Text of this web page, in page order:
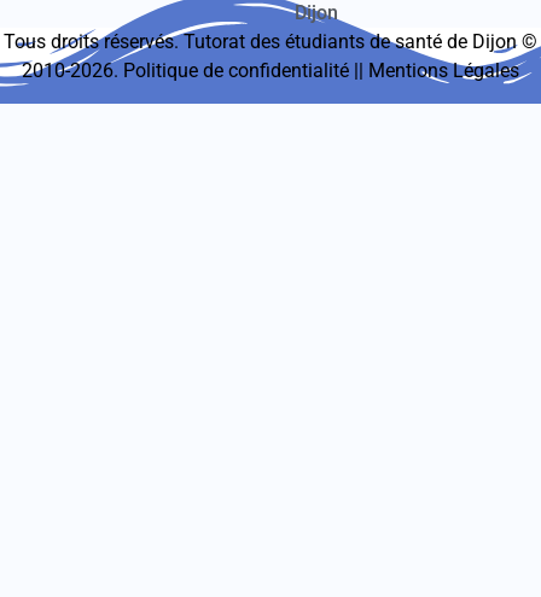
Dijon
Tous droits réservés. Tutorat des étudiants de santé de Dijon ©
2010-2026. Politique de confidentialité || Mentions Légales